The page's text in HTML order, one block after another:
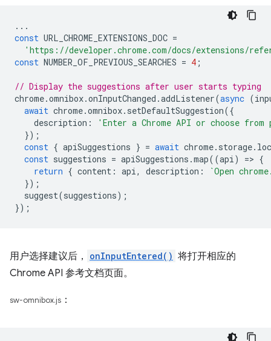
...
const URL_CHROME_EXTENSIONS_DOC =
'https://developer.chrome.com/docs/extensions/
const NUMBER_OF_PREVIOUS_SEARCHES = 4 ;
// Display the suggestions after user starts typing
chrome.omnibox.onInputChanged .addListener(async (
await chrome.omnibox. setDefaultSuggestion({
description :
'Enter a Chrome API or choose from
});
const { apiSuggestions } = await chrome. storage.
const suggestions = apiSuggestions .map((api) => {
return { content : api, description :
`Open
});
suggest(suggestions);
});
用户选择建议后， onInputEntered() 将打开相应的
Chrome API 参考文档页面。
sw-omnibox.js ：